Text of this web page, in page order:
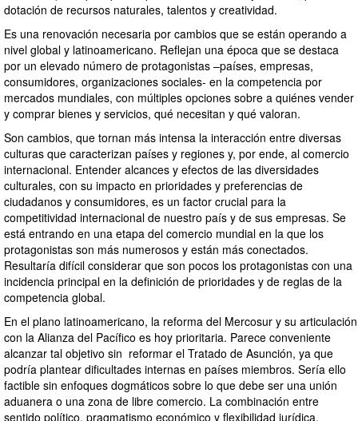
dotación de recursos naturales, talentos y creatividad.
Es una renovación necesaria por cambios que se están operando a
nivel global y latinoamericano. Reflejan una época que se destaca
por un elevado número de protagonistas –países, empresas,
consumidores, organizaciones sociales- en la competencia por
mercados mundiales, con múltiples opciones sobre a quiénes vender
y comprar bienes y servicios, qué necesitan y qué valoran.
Son cambios, que tornan más intensa la interacción entre diversas
culturas que caracterizan países y regiones y, por ende, al comercio
internacional. Entender alcances y efectos de las diversidades
culturales, con su impacto en prioridades y preferencias de
ciudadanos y consumidores, es un factor crucial para la
competitividad internacional de nuestro país y de sus empresas. Se
está entrando en una etapa del comercio mundial en la que los
protagonistas son más numerosos y están más conectados.
Resultaría difícil considerar que son pocos los protagonistas con una
incidencia principal en la definición de prioridades y de reglas de la
competencia global.
En el plano latinoamericano, la reforma del Mercosur y su articulación
con la Alianza del Pacífico es hoy prioritaria. Parece conveniente
alcanzar tal objetivo sin reformar el Tratado de Asunción, ya que
podría plantear dificultades internas en países miembros. Sería ello
factible sin enfoques dogmáticos sobre lo que debe ser una unión
aduanera o una zona de libre comercio. La combinación entre
sentido político, pragmatismo económico y flexibilidad jurídica,